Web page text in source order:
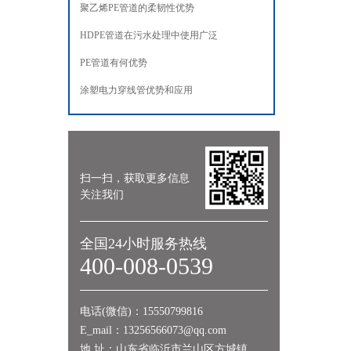
聚乙烯PE管道的柔韧性优势
HDPE管道在污水处理中使用广泛
PE管道有何优势
涂塑电力穿线管优势和应用
扫一扫，获取更多信息
关注我们
全国24小时服务热线
400-008-0539
电话(微信)：15550799816
E_mail：13256566073@qq.com